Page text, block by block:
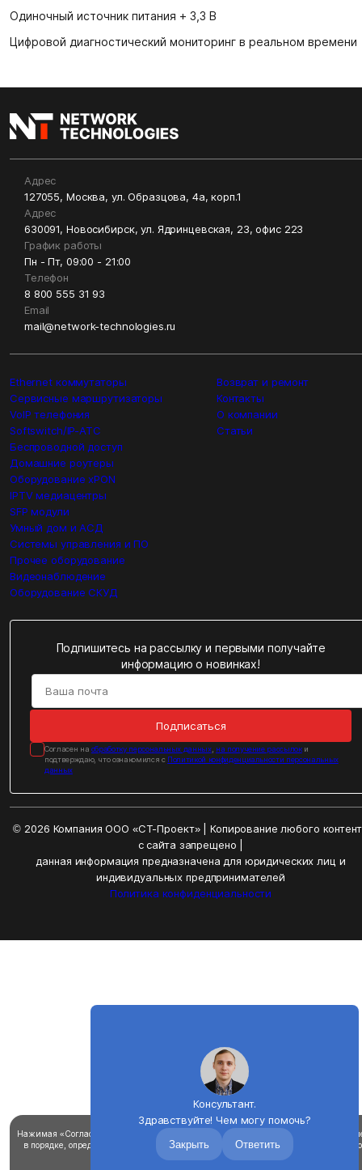
Одиночный источник питания + 3,3 В
Цифровой диагностический мониторинг в реальном времени
Нажимая «Согласен», вы соглашаетесь на использование файлов cookie для
в порядке, определенном в
политике использования файлов «cookie».
Вы можете
cookie в настройках браузера
Адрес
127055, Москва, ул. Образцова, 4а, корп.1
Адрес
630091, Новосибирск, ул. Ядринцевская, 23, офис 223
График работы
Пн - Пт, 09:00 - 21:00
Телефон
8 800 555 31 93
Email
mail@network-technologies.ru
Ethernet коммутаторы
Сервисные маршрутизаторы
VoIP телефония
Softswitch/IP-ATC
Беспроводной доступ
Домашние роутеры
Оборудование xPON
IPTV медиацентры
SFP модули
Умный дом и АСД
Системы управления и ПО
Прочее оборудование
Видеонаблюдение
Оборудование СКУД
Возврат и ремонт
Контакты
О компании
Статьи
Подпишитесь на рассылку и первыми получайте
информацию о новинках!
Подписаться
Cогласен на обработку персональных данных, на получение рассылоки
подтверждаю, что ознакомился с Политикой конфиденциальности персональных
данных
© 2026 Компания ООО «СТ-Проект» | Копирование любого
с сайта запрещено |
данная информация предназначена для юридических лиц и
индивидуальных предпринимателей
Политика конфиденциальности
Консультант.
Здравствуйте! Чем могу помочь?
Закрыть Ответить